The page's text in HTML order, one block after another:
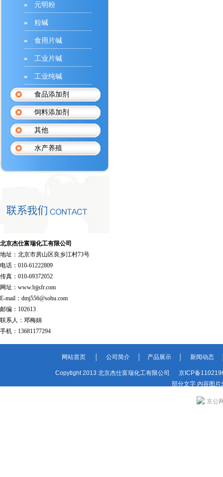
元明粉
粒碱
食用片碱
工业片碱
工业纯碱
食品添加剂
饲料添加剂
其他
水产养殖
北京杰仕富瑞化工有限公司
地址：北京市房山区良乡江村73号
电话：010-61222809
传真：010-69372052
网址：www.bjjsfr.com
E-mail：dmj556@sohu.com
邮编：102613
联系人：邓梅娟
手机：13681177294
网站首页 │ 公司简介 │ 产品展示 │ 新闻动态
Copytight 2013 北京杰仕富瑞化工有限公司 京ICP备
部分文字 内容图
京公